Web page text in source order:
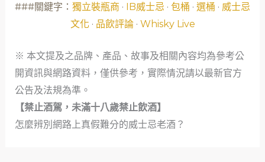
###關鍵字： 獨立裝瓶商 · IB威士忌 · 包桶 · 選桶 · 威士忌
文化· 品飲評論· Whisky Live
※ 本文提及之品牌、產品、故事及相關內容均為參考公
開資訊與網路資料，僅供參考，實際情況請以最新官方
公告及法規為準。
【禁止酒駕，未滿十八歲禁止飲酒】
怎麼辨別網路上真假難分的威士忌老酒？